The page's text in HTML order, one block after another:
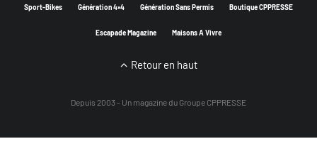
Sport-Bikes Génération 4×4 Génération Sans Permis Boutique CPPRESSE
Escapade Magazine Maisons A Vivre
Retour en haut
Depuis 2003 - Un magazine du Groupe CPPRESSE